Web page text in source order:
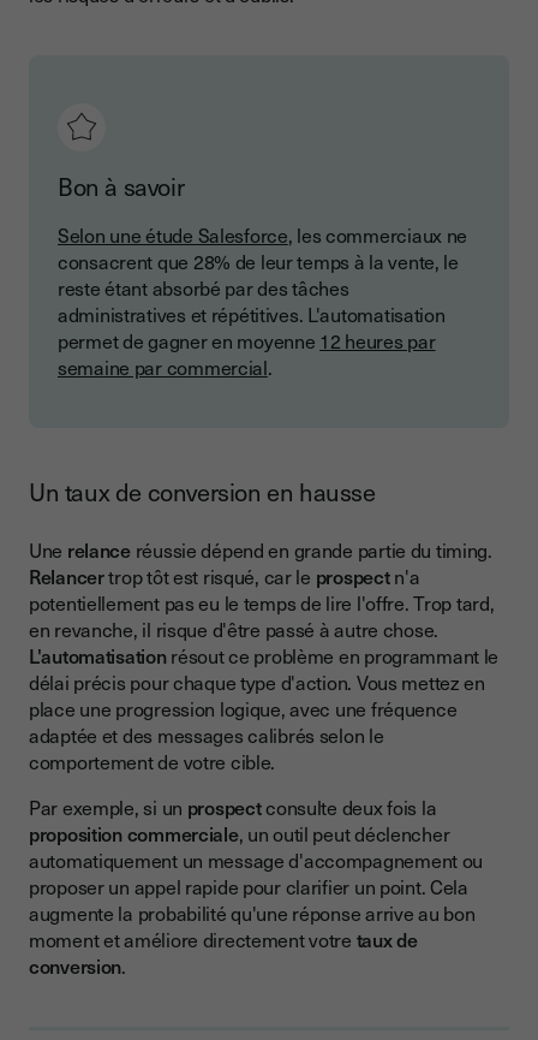
Bon à savoir
Selon une étude Salesforce, les commerciaux ne
consacrent que 28% de leur temps à la vente, le
reste étant absorbé par des tâches
administratives et répétitives. L'automatisation
permet de gagner en moyenne 12 heures par
semaine par commercial.
Un taux de conversion en hausse
Une relanceréussie dépend en grande partie du timing.
Relancertrop tôt est risqué, car le prospectn'a
potentiellement pas eu le temps de lire l'offre. Trop tard,
en revanche, il risque d'être passé à autre chose.
L'automatisationrésout ce problème en programmant le
délai précis pour chaque type d'action. Vous mettez en
place une progression logique, avec une fréquence
adaptée et des messages calibrés selon le
comportement de votre cible.
Par exemple, si un prospectconsulte deux fois la
proposition commerciale, un outil peut déclencher
automatiquement un message d'accompagnement ou
proposer un appel rapide pour clarifier un point. Cela
augmente la probabilité qu'une réponse arrive au bon
moment et améliore directement votre taux de
conversion.